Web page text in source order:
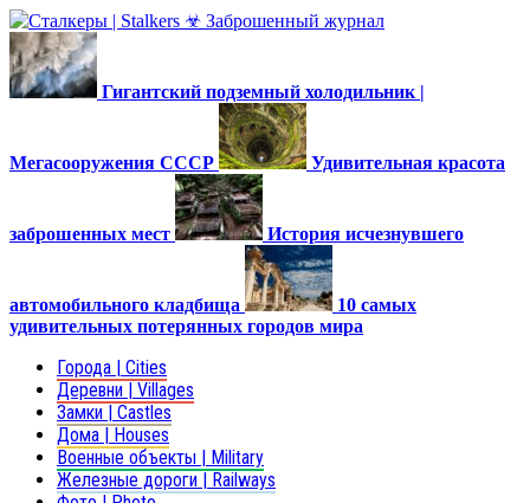
Гигантский подземный холодильник |
Мегасооружения СССР Удивительная красота
заброшенных мест История исчезнувшего
автомобильного кладбища
10 самых
удивительных потерянных городов мира
Города | Cities
Деревни | Villages
Замки | Castles
Дома | Houses
Военные объекты | Military
Железные дороги | Railways